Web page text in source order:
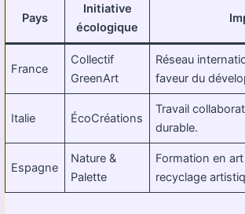
Pays
Initiative
écologique
France
Collectif
GreenArt
Réseau
faveur du
Italie ÉcoCréations
Travail
durable.
Espagne
Nature &
Palette
Formation en
recyclage